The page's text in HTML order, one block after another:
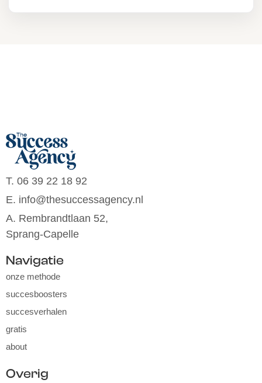
T. 06 39 22 18 92
E. info@thesuccessagency.nl
A. Rembrandtlaan 52,
Sprang-Capelle
Navigatie
onze methode
succesboosters
succesverhalen
gratis
about
Overig